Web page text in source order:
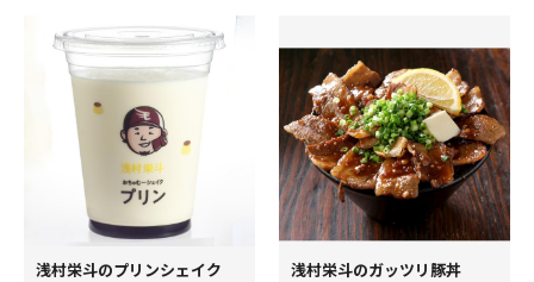
浅村栄斗のプリンシェイク 浅村栄斗のガッツリ豚丼